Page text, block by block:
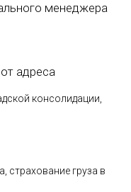
менеджера
адреса
консолидации,
страхование груза в